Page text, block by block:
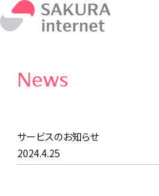
News
サービスのお知らせ
2024.4.25